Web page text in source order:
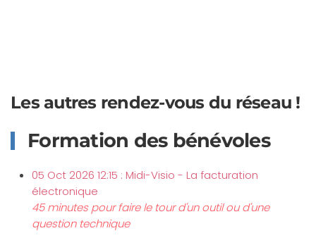
Les autres rendez-vous du réseau !
Formation des bénévoles
05 Oct 2026 12:15 : Midi-Visio - La facturation
électronique
45 minutes pour faire le tour d'un outil ou d'une
question technique